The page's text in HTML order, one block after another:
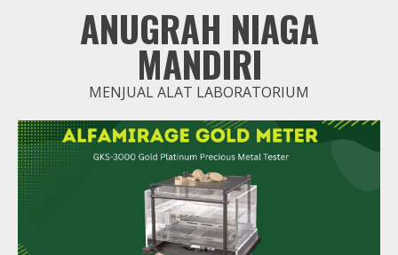
ANUGRAH NIAGA
MANDIRI
MENJUAL ALAT LABORATORIUM